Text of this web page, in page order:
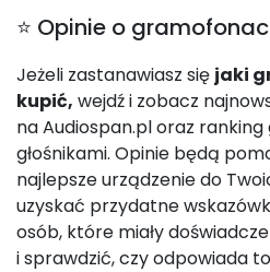
⭐ Opinie o
Jeżeli zastanawiasz się jaki
kupić, wejdź i zobacz
na Audiospan.pl oraz
głośnikami. Opinie będą
najlepsze urządzenie do
uzyskać przydatne
osób, które miały
i sprawdzić, czy odpowiada